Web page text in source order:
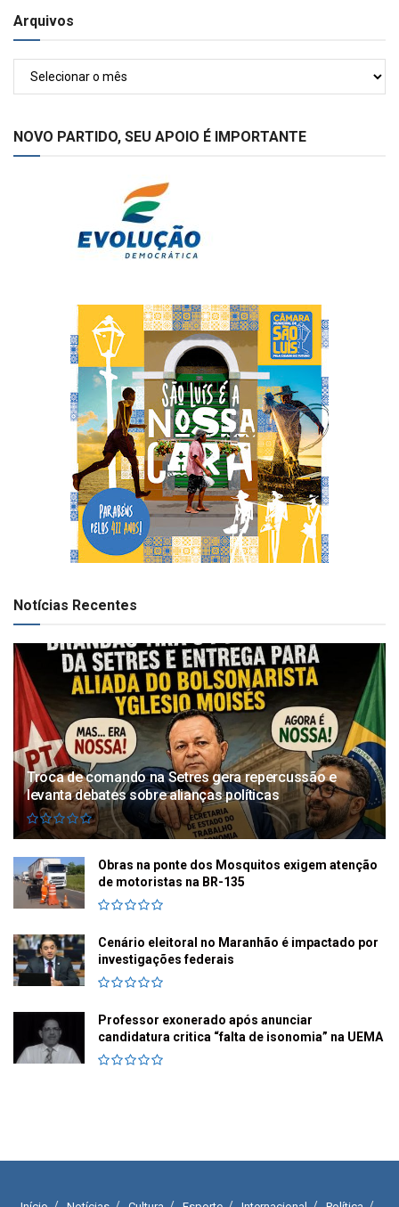
Arquivos
Arquivos
NOVO PARTIDO, SEU APOIO É IMPORTANTE
Notícias Recentes
Troca de comando na Setres gera repercussão e
levanta debates sobre alianças políticas
Obras na ponte dos Mosquitos exigem atenção
de motoristas na BR-135
Cenário eleitoral no Maranhão é impactado por
investigações federais
Professor exonerado após anunciar
candidatura critica “falta de isonomia” na UEMA